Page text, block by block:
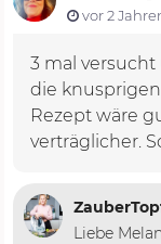
vor 2
3 mal
die
Rezept wäre
verträglicher.
Liebe